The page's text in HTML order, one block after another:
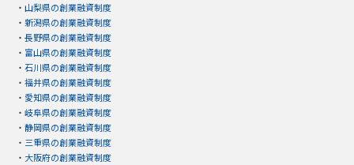
・ 山梨県の創業融資制度
・ 新潟県の創業融資制度
・ 長野県の創業融資制度
・ 富山県の創業融資制度
・ 石川県の創業融資制度
・ 福井県の創業融資制度
・ 愛知県の創業融資制度
・ 岐阜県の創業融資制度
・ 静岡県の創業融資制度
・ 三重県の創業融資制度
・ 大阪府の創業融資制度